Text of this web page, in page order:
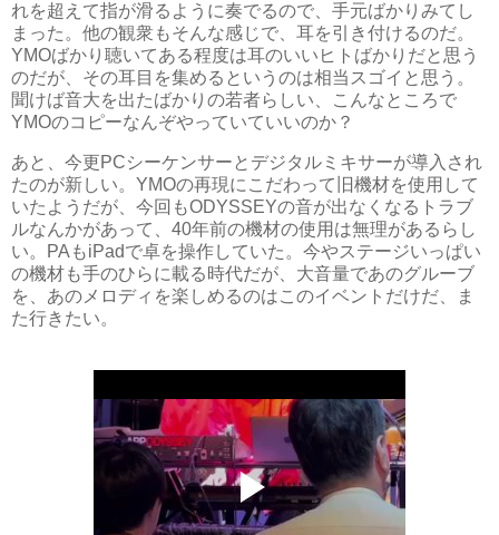
れを超えて指が滑るように奏でるので、手元ばかりみてし
まった。他の観衆もそんな感じで、耳を引き付けるのだ。
YMOばかり聴いてある程度は耳のいいヒトばかりだと思う
のだが、その耳目を集めるというのは相当スゴイと思う。
聞けば音大を出たばかりの若者らしい、こんなところで
YMOのコピーなんぞやっていていいのか？
あと、今更PCシーケンサーとデジタルミキサーが導入され
たのが新しい。YMOの再現にこだわって旧機材を使用して
いたようだが、今回もODYSSEYの音が出なくなるトラブ
ルなんかがあって、40年前の機材の使用は無理があるらし
い。PAもiPadで卓を操作していた。今やステージいっぱい
の機材も手のひらに載る時代だが、大音量であのグルーブ
を、あのメロディを楽しめるのはこのイベントだけだ、ま
た行きたい。